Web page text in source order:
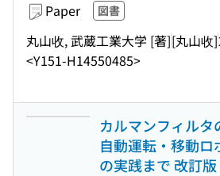
Paper 図書
丸山收, 武蔵工業大学 [著][丸山收]
<Y151-H14550485>
カルマンフィルタ
自動運転・移動ロ
の実践まで 改訂